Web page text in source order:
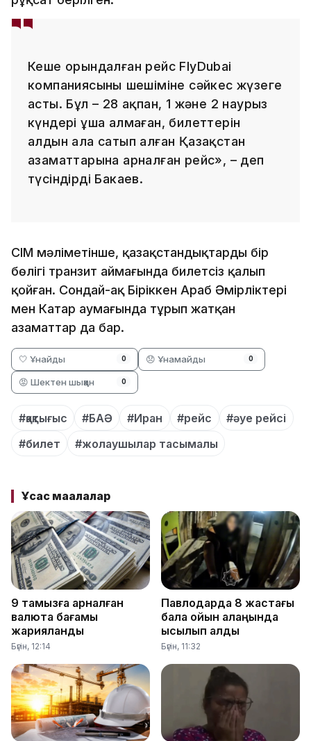
Кеше орындалған рейс FlyDubai
компаниясының шешіміне сәйкес жүзеге
асты. Бұл – 28 ақпан, 1 және 2 наурыз
күндері ұша алмаған, билеттерін
алдын ала сатып алған Қазақстан
азаматтарына арналған рейс», – деп
түсіндірді Бакаев.
СІМ мәліметінше, қазақстандықтардың бір
бөлігі транзит аймағында билетсіз қалып
қойған. Сондай-ақ Біріккен Араб Әмірліктері
мен Катар аумағында тұрып жатқан
азаматтар да бар.
🤍 Ұнайды 0 😞 Ұнамайды 0
😡 Шектен шыққан 0
#қақтығыс #БАӘ #Иран #рейс
#әуе рейсі
#билет
#жолаушылар тасымалы
Ұқсас мақалалар
9 тамызға арналған
валюта бағамы
жарияланды
Бүгін, 12:14
Павлодарда 8 жастағы
бала ойын алаңында
қысылып қалды
Бүгін, 11:32